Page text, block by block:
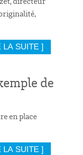
LA SUITE ]
de
en place
LA SUITE ]